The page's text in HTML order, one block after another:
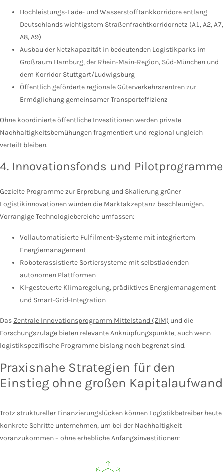
Hochleistungs-Lade- und Wasserstofftankkorridore entlang
Deutschlands wichtigstem Straßenfrachtkorridornetz (A1, A2, A7,
A8, A9)
Ausbau der Netzkapazität in bedeutenden Logistikparks im
Großraum Hamburg, der Rhein-Main-Region, Süd-München und
dem Korridor Stuttgart/Ludwigsburg
Öffentlich geförderte regionale Güterverkehrszentren zur
Ermöglichung gemeinsamer Transporteffizienz
Ohne koordinierte öffentliche Investitionen werden private
Nachhaltigkeitsbemühungen fragmentiert und regional ungleich
verteilt bleiben.
4. Innovationsfonds und Pilotprogramme
Gezielte Programme zur Erprobung und Skalierung grüner
Logistikinnovationen würden die Marktakzeptanz beschleunigen.
Vorrangige Technologiebereiche umfassen:
Vollautomatisierte Fulfilment-Systeme mit integriertem
Energiemanagement
Roboterassistierte Sortiersysteme mit selbstladenden
autonomen Plattformen
KI-gesteuerte Klimaregelung, prädiktives Energiemanagement
und Smart-Grid-Integration
Das Zentrale Innovationsprogramm Mittelstand (ZIM) und die
Forschungszulage bieten relevante Anknüpfungspunkte, auch wenn
logistikspezifische Programme bislang noch begrenzt sind.
Praxisnahe Strategien für den
Einstieg ohne großen Kapitalaufwand
Trotz struktureller Finanzierungslücken können Logistikbetreiber heute
konkrete Schritte unternehmen, um bei der Nachhaltigkeit
voranzukommen – ohne erhebliche Anfangsinvestitionen: